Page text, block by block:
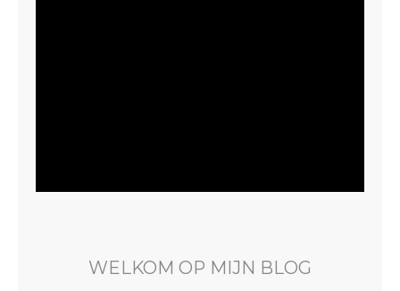
WELKOM OP MIJN BLOG